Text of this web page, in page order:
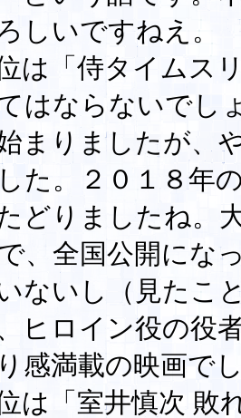
しいですねえ。
は「侍タイムス
はならないでし
始まりましたが、
た。２０１８年
どりましたね。
、全国公開にな
ないし（見たこ
ヒロイン役の役
感満載の映画で
は「室井慎次 敗